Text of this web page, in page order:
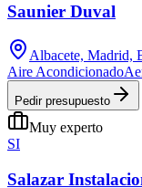
Saunier Duval
Albacete, Madrid,
Aire Acondicionado
Pedir presupuesto
Muy experto
SI
Salazar